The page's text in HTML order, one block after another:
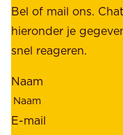
b
e
t
o
u
w
e
h
o
Bel of mail ons.
hieronder je
snel reageren.
Naam
E-mail